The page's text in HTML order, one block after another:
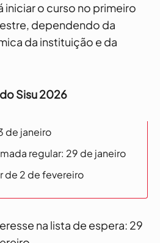
o curso no primeiro
dependendo da
da instituição e da
Sisu 2026
de janeiro
regular: 29 de janeiro
de 2 de fevereiro
na lista de espera: 29